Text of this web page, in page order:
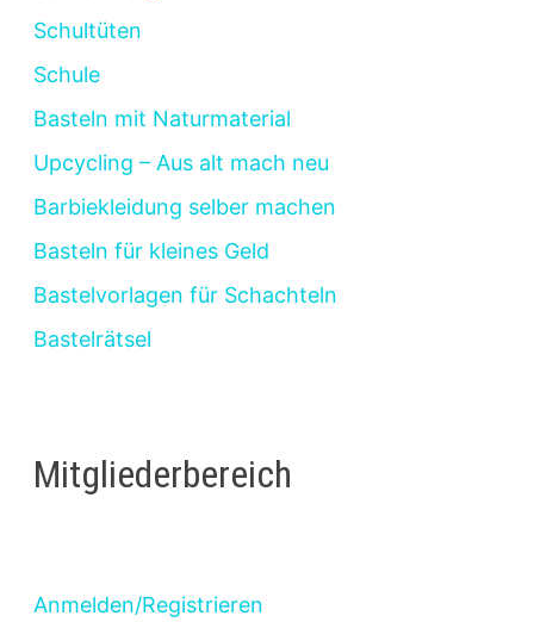
Schultüten
Schule
Basteln mit Naturmaterial
Upcycling – Aus alt mach neu
Barbiekleidung selber machen
Basteln für kleines Geld
Bastelvorlagen für Schachteln
Bastelrätsel
Mitgliederbereich
Anmelden/Registrieren